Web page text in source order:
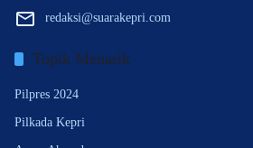
redaksi@suarakepri.com
Topik Menarik
Pilpres 2024
Pilkada Kepri